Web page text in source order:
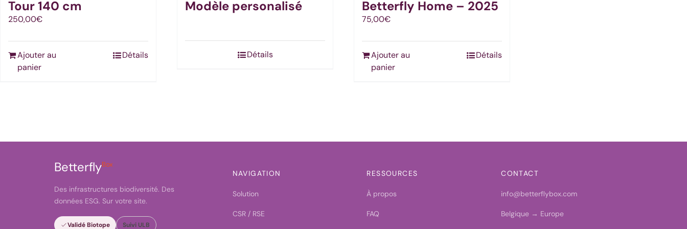
produit
Tour 140 cm
250,00€
Ajouter au
panier
Détails
Modèle personalisé
Détails
Betterfly Home – 2025
75,00€
Ajouter au
panier
Détails
BetterflyBox
Des infrastructures biodiversité. Des
données ESG. Sur votre site.
Validé Biotope Suivi ULB
NAVIGATION
Solution
CSR / RSE
RESSOURCES
À propos
FAQ
CONTACT
info@betterflybox.com
Belgique → Europe